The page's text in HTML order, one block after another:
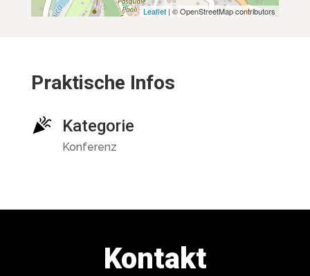
Leaflet | © OpenStreetMap contributors
Praktische Infos
Kategorie
Konferenz
Kontakt